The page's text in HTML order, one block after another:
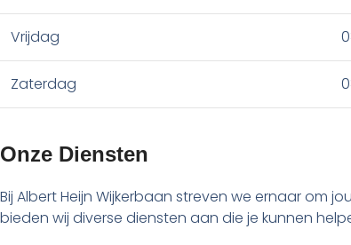
Vrijdag
Zaterdag
Onze Diensten
Bij Albert Heijn Wijkerbaan streven we ernaar om
bieden wij diverse diensten aan die je kunnen